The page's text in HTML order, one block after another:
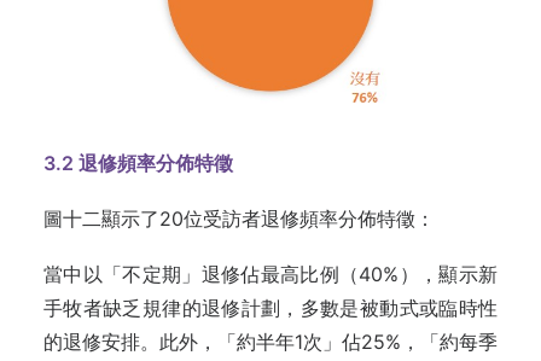
3.2 退修頻率分佈特徵
圖十二顯示了20位受訪者退修頻率分佈特徵：
當中以「不定期」退修佔最高比例（40%），顯示新
手牧者缺乏規律的退修計劃，多數是被動式或臨時性
的退修安排。此外，「約半年1次」佔25%，「約每季